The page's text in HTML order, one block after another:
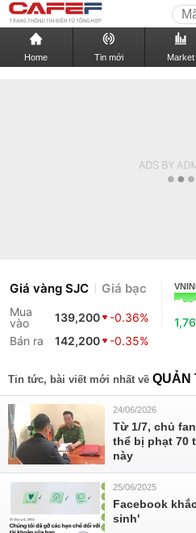
Home Tin mới Market
Giá vàng SJC Giá bạc
Mua
vào
139,200
-0.36%
Bán ra
142,200 -0.35%
Tin tức, bài viết mới nhất về QUẢN
24/06/2026
Từ 1/7, chủ
thể bị phạt 70
này
25/06/2025
Facebook
sinh'